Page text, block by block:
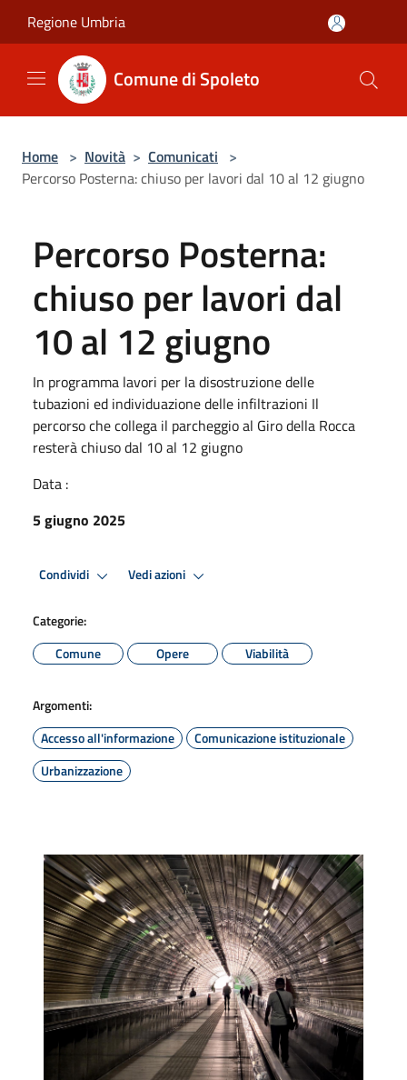
Regione Umbria
Comune di Spoleto
Home > Novità > Comunicati >
Percorso Posterna: chiuso per lavori dal 10 al 12 giugno
Percorso Posterna:
chiuso per lavori dal
10 al 12 giugno
In programma lavori per la disostruzione delle
tubazioni ed individuazione delle infiltrazioni Il
percorso che collega il parcheggio al Giro della Rocca
resterà chiuso dal 10 al 12 giugno
Data :
5 giugno 2025
Condividi Vedi azioni
Categorie:
Comune
Opere Viabilità
Argomenti:
Accesso all'informazione
Comunicazione istituzionale
Urbanizzazione